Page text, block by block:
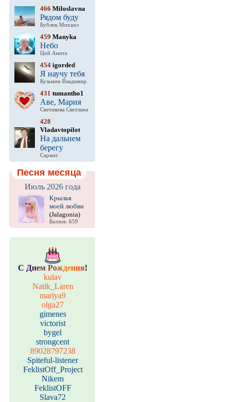
466 Miloslavna
Рядом буду
Бублик Михаил
459 Manyka
Небо
Цой Анита
454 igorded
Я научу тебя
Кузьмин Владимир
431 tumantho1
Аве, Мария
Светикова Светлана
428
Vladavtopilot
На дальнем
берегу
Сармат
Песня месяца
Июль 2026 года
Крылья
моей любви
(Jalagonia)
Баллов: 659
С Днем Рождения!
kulav
Natik_Laren
mariya9
olga27
gimenes
victorist
bygel
strongcent
89028797238
Spiteful-listener
FeklistOff_Project
Nikem
FeklistOFF
Slava72